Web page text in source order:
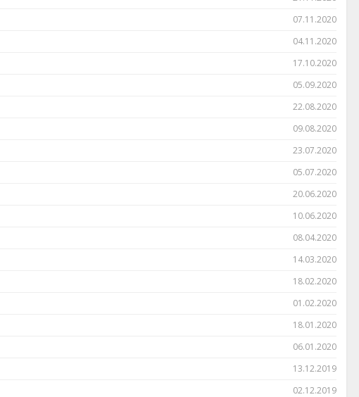
07.11.2020
04.11.2020
17.10.2020
05.09.2020
22.08.2020
09.08.2020
23.07.2020
05.07.2020
20.06.2020
10.06.2020
08.04.2020
14.03.2020
18.02.2020
01.02.2020
18.01.2020
06.01.2020
13.12.2019
02.12.2019